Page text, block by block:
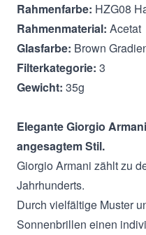
Rahmenfarbe: HZG08
Rahmenmaterial: Acetat
Glasfarbe: Brown
Filterkategorie: 3
Gewicht: 35g
Elegante Giorgio Armani
angesagtem Stil.
Giorgio Armani zählt zu
Jahrhunderts.
Durch vielfältige Muster
Sonnenbrillen einen